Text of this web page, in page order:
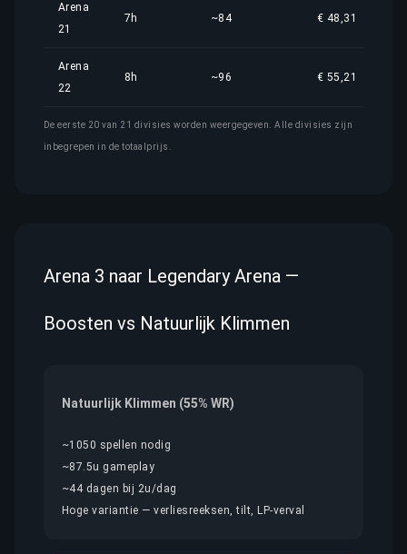
Arena
21
7h ~84 € 48,31
Arena
22
8h ~96 € 55,21
De eerste 20 van 21 divisies worden weergegeven. Alle divisies zijn
inbegrepen in de totaalprijs.
Arena 3 naar Legendary Arena —
Boosten vs Natuurlijk Klimmen
Natuurlijk Klimmen (55% WR)
~1050 spellen nodig
~87.5u gameplay
~44 dagen bij 2u/dag
Hoge variantie — verliesreeksen, tilt, LP-verval